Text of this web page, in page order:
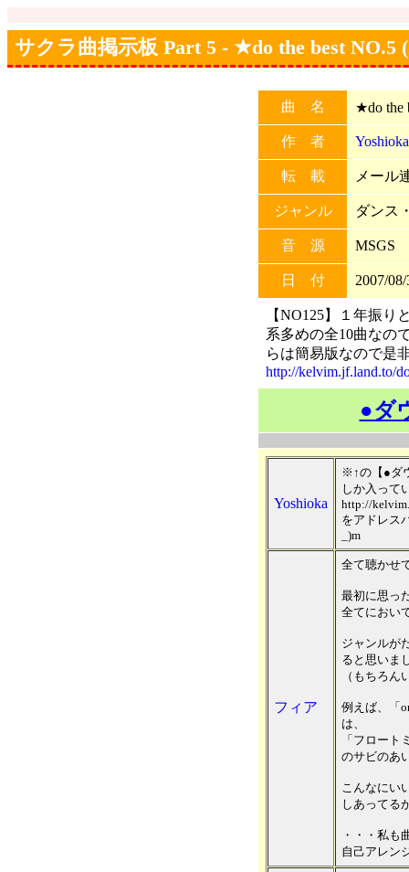
サクラ曲掲示板 Part 5 - ★do the best NO.5
曲 名 ★do the
作 者 Yoshioka
転 載 メール
ジャンル ダンス
音 源 MSGS
日 付 2007/
【NO125】１年振り
系多めの全10曲なの
らは簡易版なので
http://kelvim.jf.land.to/
●ダ
Yoshioka
※↑の【●ダ
しか入って
http://
をアドレス
_)m
フィア
全て聴かせ
最初に思っ
全てにおい
ジャンルが
ると思いま
（もちろん
例えば、「
は、
「フロート
のサビのあ
こんなにい
しあってる
・・・私も
自己アレン